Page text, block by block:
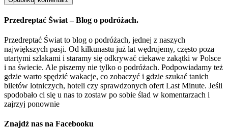
Przedreptać Świat – Blog o podróżach.
Przedreptać Świat to blog o podróżach, jednej z naszych
największych pasji. Od kilkunastu już lat wędrujemy, często poza
utartymi szlakami i staramy się odkrywać ciekawe zakątki w Polsce
i na świecie. Ale piszemy nie tylko o podróżach. Podpowiadamy też
gdzie warto spędzić wakacje, co zobaczyć i gdzie szukać tanich
biletów lotniczych, hoteli czy sprawdzonych ofert Last Minute. Jeśli
spodobało ci się u nas to zostaw po sobie ślad w komentarzach i
zajrzyj ponownie
Znajdź nas na Facebooku